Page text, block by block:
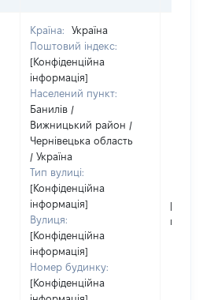
Країна:
Україна
Поштовий індекс:
[Конфіденційна
інформація]
Населений пункт:
Банилів /
Вижницький район /
Чернівецька область
/ Україна
Тип вулиці:
[Конфіденційна
інформація]
Вулиця:
[Конфіденційна
інформація]
Номер будинку:
[Конфіденційна
[Не